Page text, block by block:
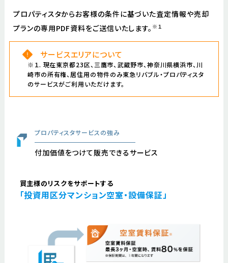
プロパティスタからお客様の条件に基づいた査定情報や売却
プランの専用PDF資料をご送信いたします。 ※１
サービスエリアについて
※１. 現在東京都23区、三鷹市、武蔵野市、神奈川県横浜市、川
崎市の所有権、居住用の物件のみ東急リバブル・プロパティスタ
のサービスがご利用いただけます。
プロパティスタサービスの強み
付加価値をつけて販売できるサービス
買主様のリスクをサポートする
「投資用区分マンション空室・設備保証」